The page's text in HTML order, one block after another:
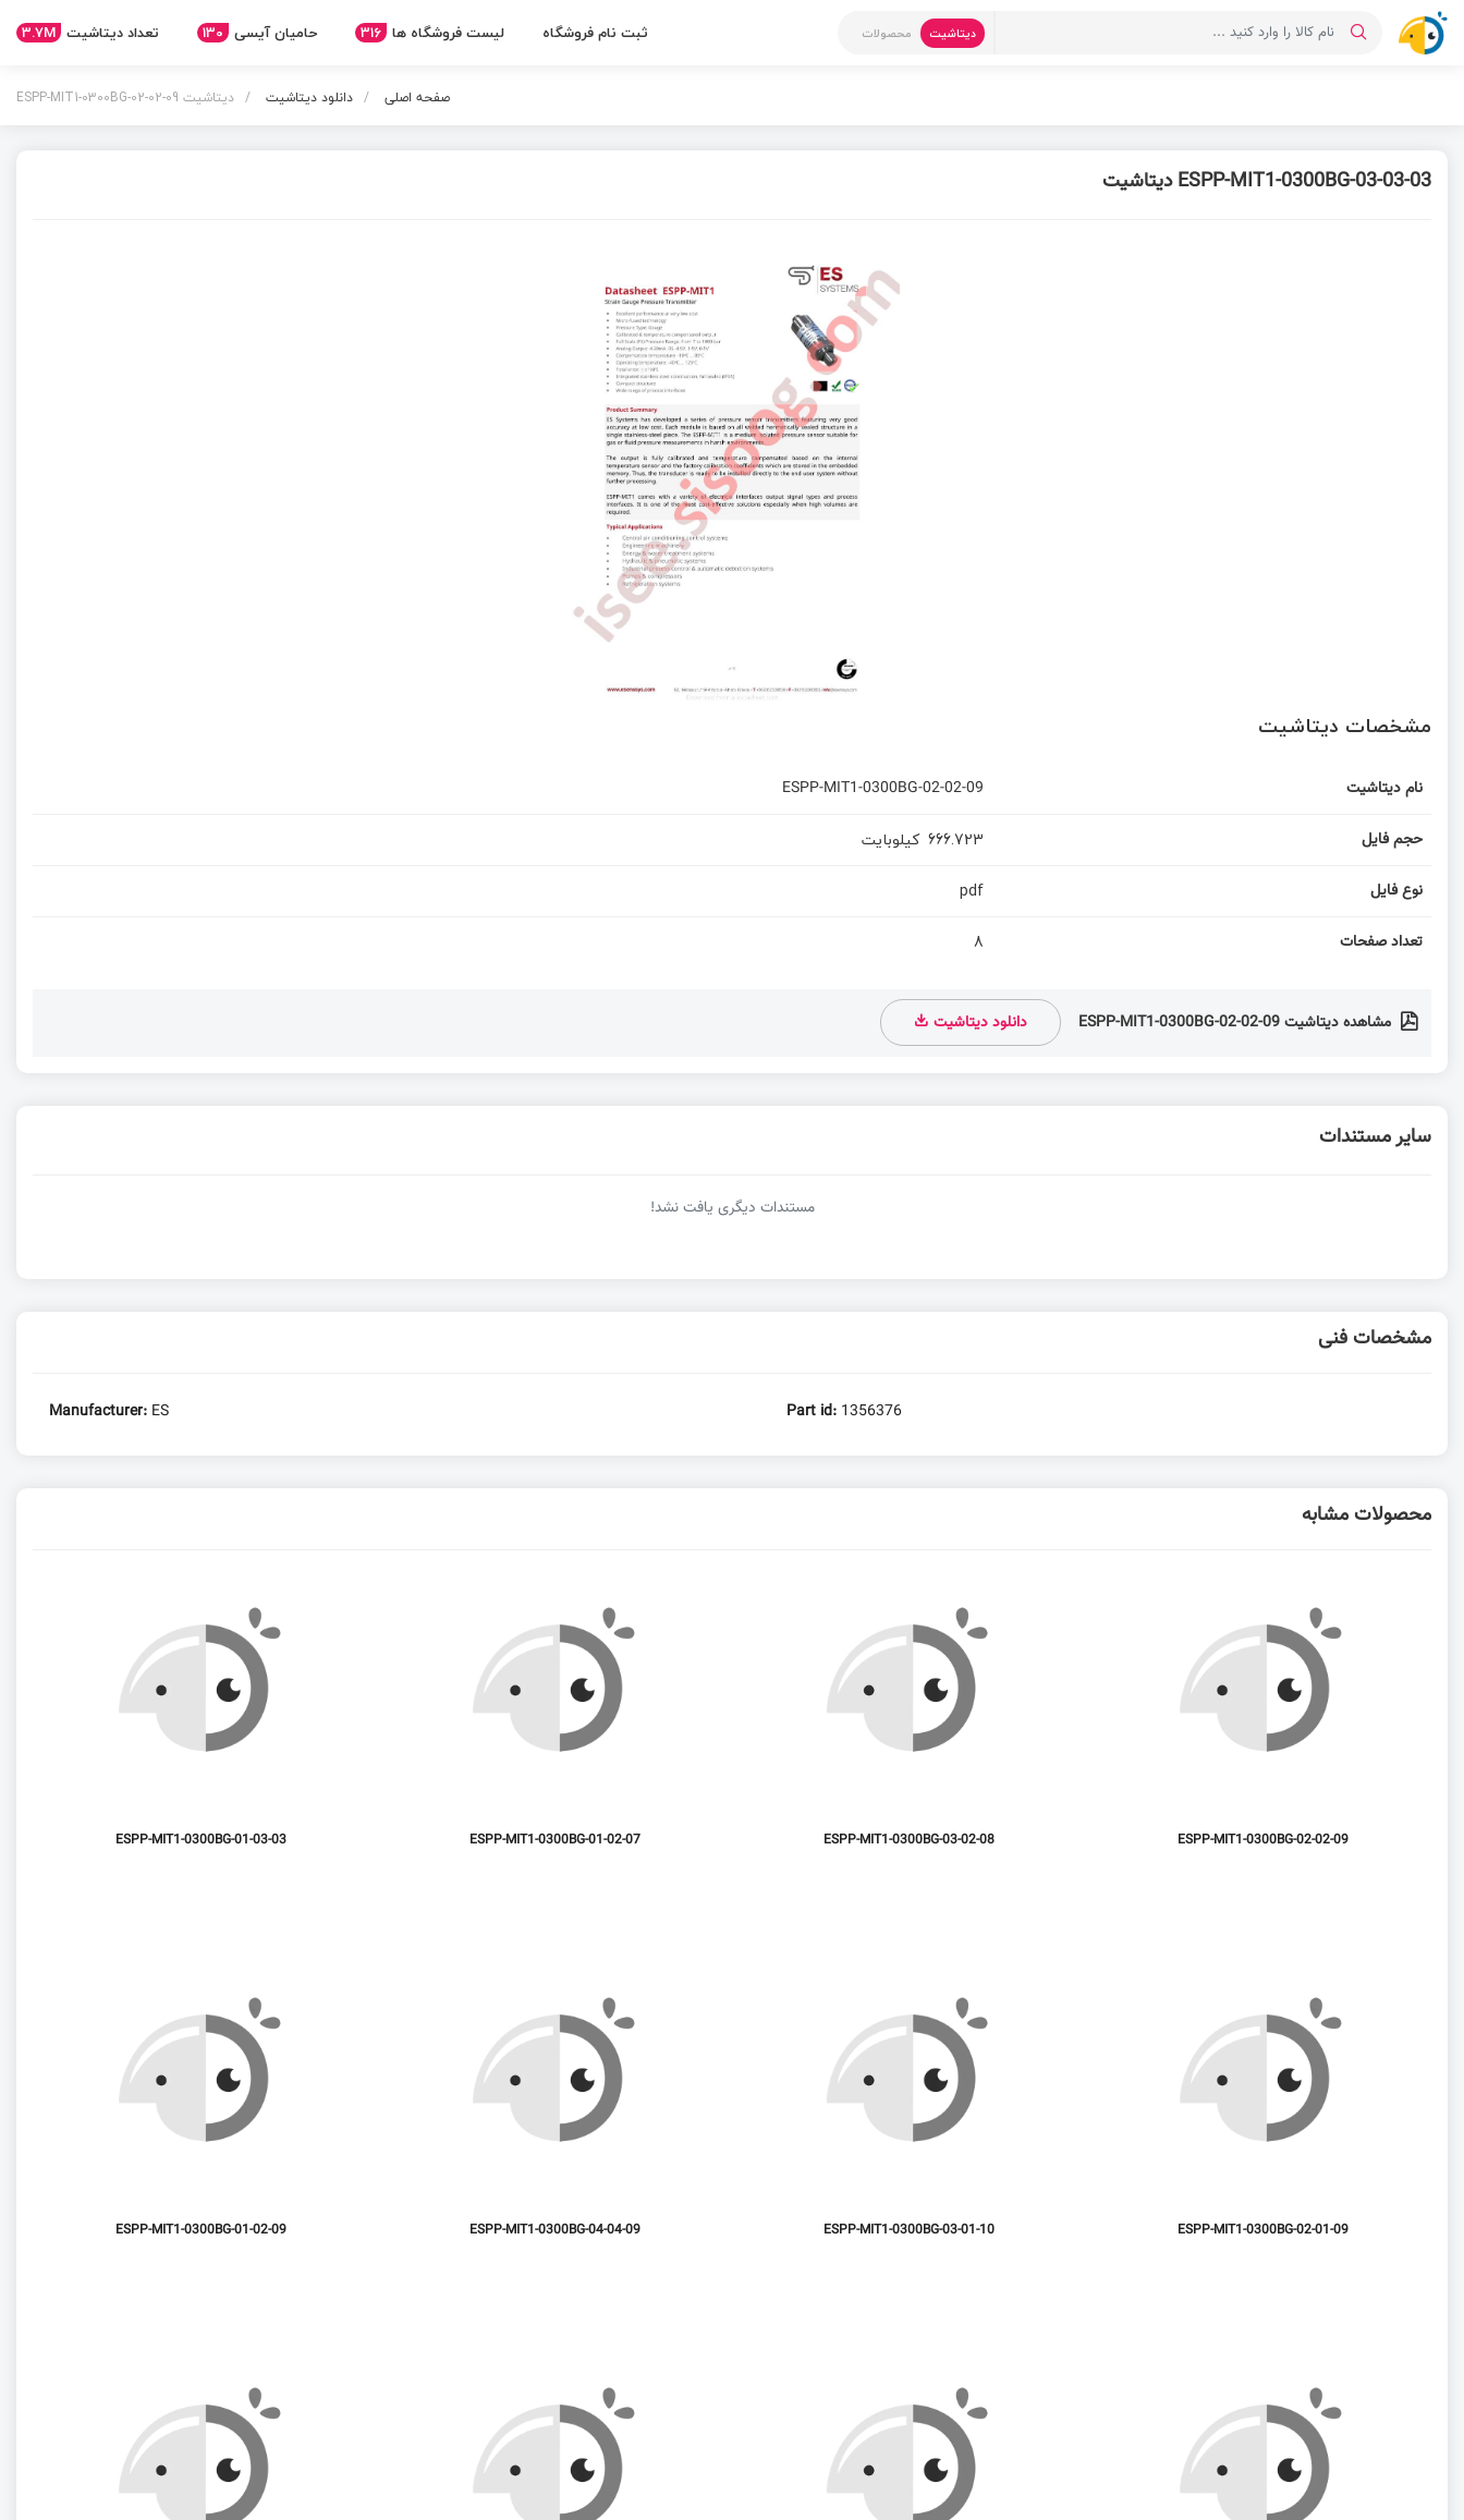
دیتاشیت محصولات ثبت نام فروشگاه لیست فروشگاه ها 316 حامیان آیسی 130 تعداد دیتاشیت 3.7M
صفحه اصلی دانلود دیتاشیت دیتاشیت ESPP-MIT1-0300BG-02-02-09
ESPP-MIT1-0300BG-03-03-03 دیتاشیت
مشخصات دیتاشیت
نام دیتاشیت ESPP-MIT1-0300BG-02-02-09
حجم فایل 666.723 کیلوبایت
نوع فایل pdf
تعداد صفحات 8
مشاهده دیتاشیت ESPP-MIT1-0300BG-02-02-09 دانلود دیتاشیت
سایر مستندات
مستندات دیگری یافت نشد!
مشخصات فنی
Manufacturer: ES Part id: 1356376
محصولات مشابه
ESPP-MIT1-0300BG-02-02-09
ESPP-MIT1-0300BG-03-02-08
ESPP-MIT1-0300BG-01-02-07
ESPP-MIT1-0300BG-01-03-03
ESPP-MIT1-0300BG-02-01-09
ESPP-MIT1-0300BG-03-01-10
ESPP-MIT1-0300BG-04-04-09
ESPP-MIT1-0300BG-01-02-09